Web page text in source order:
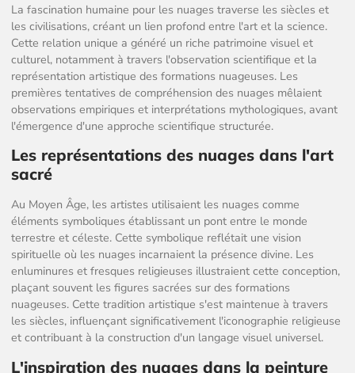
La fascination humaine pour les nuages traverse les siècles et
les civilisations, créant un lien profond entre l'art et la science.
Cette relation unique a généré un riche patrimoine visuel et
culturel, notamment à travers l'observation scientifique et la
représentation artistique des formations nuageuses. Les
premières tentatives de compréhension des nuages mêlaient
observations empiriques et interprétations mythologiques, avant
l'émergence d'une approche scientifique structurée.
Les représentations des nuages dans l'art
sacré
Au Moyen Âge, les artistes utilisaient les nuages comme
éléments symboliques établissant un pont entre le monde
terrestre et céleste. Cette symbolique reflétait une vision
spirituelle où les nuages incarnaient la présence divine. Les
enluminures et fresques religieuses illustraient cette conception,
plaçant souvent les figures sacrées sur des formations
nuageuses. Cette tradition artistique s'est maintenue à travers
les siècles, influençant significativement l'iconographie religieuse
et contribuant à la construction d'un langage visuel universel.
L'inspiration des nuages dans la peinture